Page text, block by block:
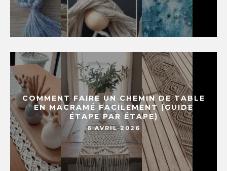
COMMENT FAIRE UN CHEMIN DE TABLE
EN MACRAMÉ FACILEMENT (GUIDE
ÉTAPE PAR ÉTAPE)
6 AVRIL 2026